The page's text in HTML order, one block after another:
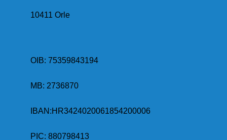
10411 Orle
OIB: 75359843194
MB: 2736870
IBAN:HR3424020061854200006
PIC: 880798413